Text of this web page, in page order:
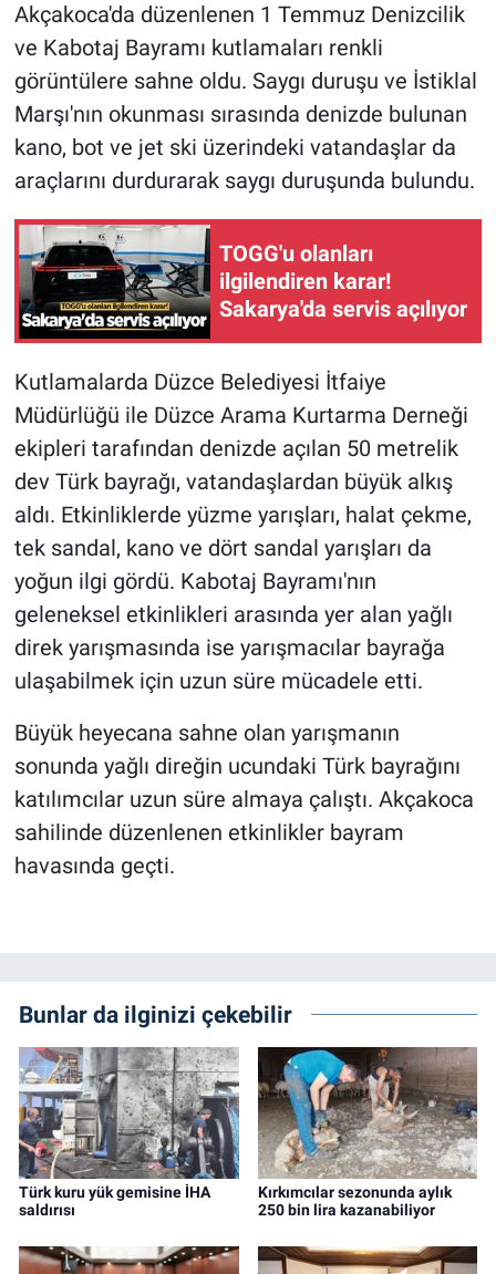
Akçakoca'da düzenlenen 1 Temmuz Denizcilik
ve Kabotaj Bayramı kutlamaları renkli
görüntülere sahne oldu. Saygı duruşu ve İstiklal
Marşı'nın okunması sırasında denizde bulunan
kano, bot ve jet ski üzerindeki vatandaşlar da
araçlarını durdurarak saygı duruşunda bulundu.
TOGG'u olanları
ilgilendiren karar!
Sakarya'da servis açılıyor
Kutlamalarda Düzce Belediyesi İtfaiye
Müdürlüğü ile Düzce Arama Kurtarma Derneği
ekipleri tarafından denizde açılan 50 metrelik
dev Türk bayrağı, vatandaşlardan büyük alkış
aldı. Etkinliklerde yüzme yarışları, halat çekme,
tek sandal, kano ve dört sandal yarışları da
yoğun ilgi gördü. Kabotaj Bayramı'nın
geleneksel etkinlikleri arasında yer alan yağlı
direk yarışmasında ise yarışmacılar bayrağa
ulaşabilmek için uzun süre mücadele etti.
Büyük heyecana sahne olan yarışmanın
sonunda yağlı direğin ucundaki Türk bayrağını
katılımcılar uzun süre almaya çalıştı. Akçakoca
sahilinde düzenlenen etkinlikler bayram
havasında geçti.
Bunlar da ilginizi çekebilir
Türk kuru yük gemisine İHA
saldırısı
Kırkımcılar sezonunda aylık
250 bin lira kazanabiliyor